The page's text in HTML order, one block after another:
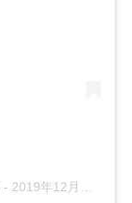
- 2019年12月月13日午後4時04分PST